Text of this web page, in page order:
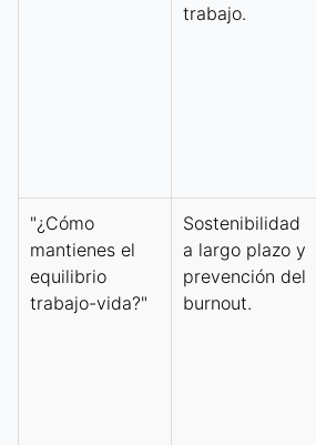
trabajo.
"¿Cómo
mantienes el
equilibrio
trabajo-vida?"
Sostenibilidad
a largo plazo y
prevención del
burnout.